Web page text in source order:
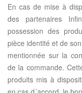
En cas de mise à
des partenaires
possession des
pièce identité et de
mentionnée sur la
de la commande.
produits mis à